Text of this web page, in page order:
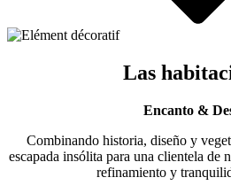
Las
Encanto &
Combinando historia, diseño y
escapada insólita para una clientela de
refinamiento y